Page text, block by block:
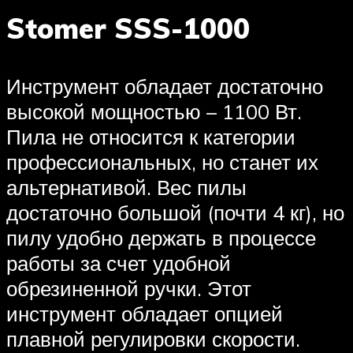
Stomer SSS-1000
Инструмент обладает достаточно
высокой мощностью – 1100 Вт.
Пила не относится к категории
профессиональных, но станет их
альтернативой. Вес пилы
достаточно большой (почти 4 кг), но
пилу удобно держать в процессе
работы за счет удобной
обрезиненной ручки. Этот
инструмент обладает опцией
плавной регулировки скорости.